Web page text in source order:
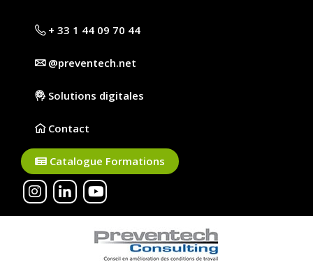
+ 33 1 44 09 70 44
@preventech.net
Solutions digitales
Contact
Catalogue Formations